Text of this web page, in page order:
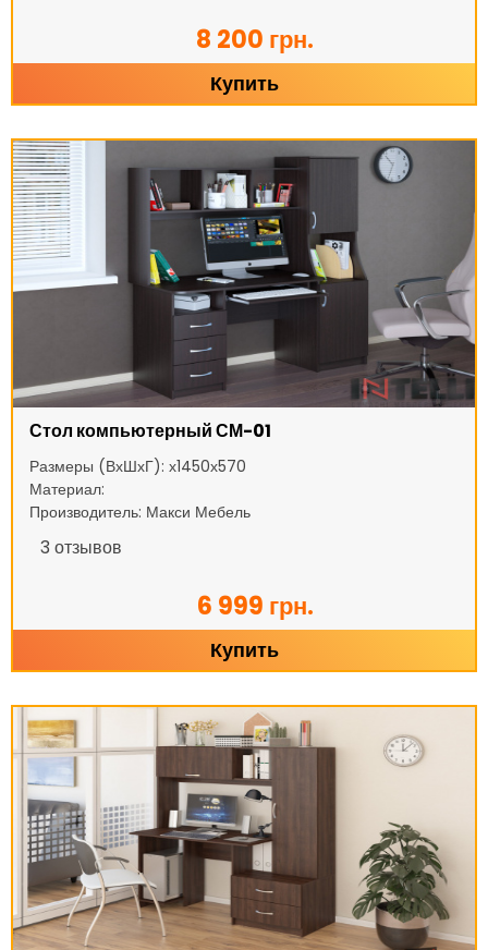
8 200 грн.
Купить
Стол компьютерный СМ-01
Размеры (ВхШхГ): х1450х570
Материал:
Производитель: Макси Мебель
3 отзывов
6 999 грн.
Купить